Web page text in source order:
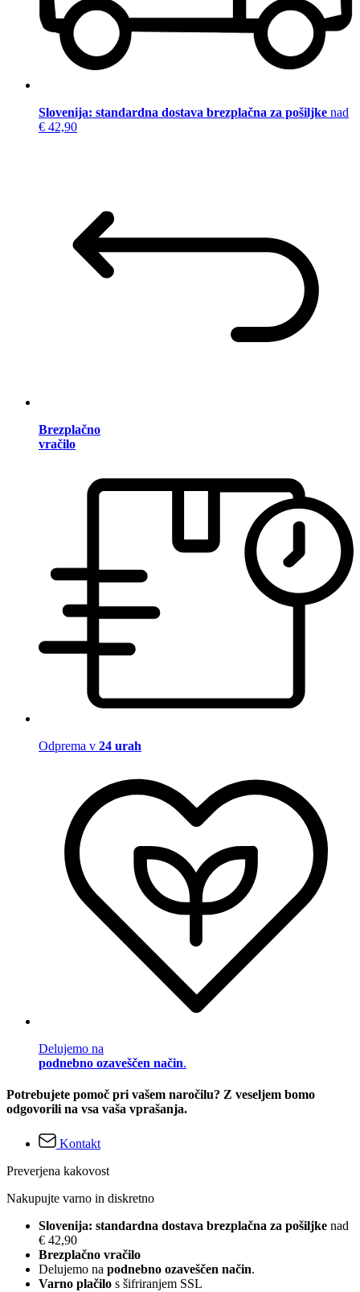
Slovenija: standardna dostava brezplačna za pošiljke nad
€ 42,90
Brezplačno
vračilo
Odprema v 24 urah
Delujemo na
podnebno ozaveščen način.
Potrebujete pomoč pri vašem naročilu? Z veseljem bomo
odgovorili na vsa vaša vprašanja.
Kontakt
Preverjena kakovost
Nakupujte varno in diskretno
Slovenija: standardna dostava brezplačna za pošiljke nad
€ 42,90
Brezplačno vračilo
Delujemo na podnebno ozaveščen način.
Varno plačilo s šifriranjem SSL